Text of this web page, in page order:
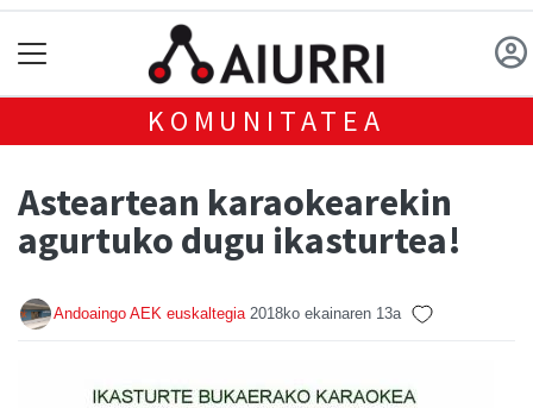
KOMUNITATEA
Asteartean karaokearekin
agurtuko dugu ikasturtea!
Andoaingo AEK euskaltegia 2018ko ekainaren 13a